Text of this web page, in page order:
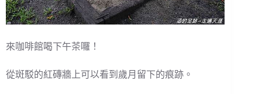
來咖啡館喝下午茶囉！
從斑駁的紅磚牆上可以看到歲月留下的痕跡。